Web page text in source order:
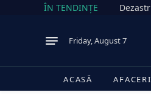
ÎN TENDINȚE
Friday, August 7
ACASĂ AFACERI